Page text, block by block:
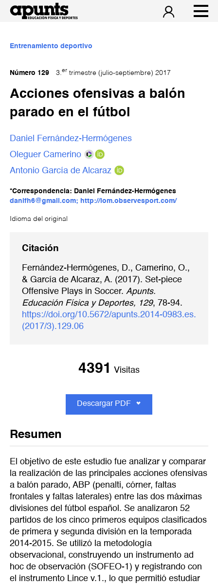
Entrenamiento deportivo
Número 129 3. er trimestre (julio-septiembre) 2017
Acciones ofensivas a balón
parado en el fútbol
Daniel Fernández-Hermógenes
Oleguer Camerino
Antonio García de Alcaraz
*Correspondencia: Daniel Fernández-Hermógenes
danifh6@gmail.com; http://lom.observesport.com/
Idioma del original
Citación
Fernández-Hermógenes, D., Camerino, O.,
& García de Alcaraz, A. (2017). Set-piece
Offensive Plays in Soccer. Apunts.
Educación Física y Deportes, 129, 78-94.
https://doi.org/10.5672/apunts.2014-0983.es.
(2017/3).129.06
4391 Visitas
Descargar PDF
Resumen
El objetivo de este estudio fue analizar y comparar
la realización de las principales acciones ofensivas
a balón parado, ABP (penalti, córner, faltas
frontales y faltas laterales) entre las dos máximas
divisiones del fútbol español. Se analizaron 52
partidos de los cinco primeros equipos clasificados
de primera y segunda división en la temporada
2014-2015. Se utilizó la metodología
observacional, construyendo un instrumento ad
hoc de observación (SOFEO-1) y registrando con
el instrumento Lince v.1., lo que permitió estudiar